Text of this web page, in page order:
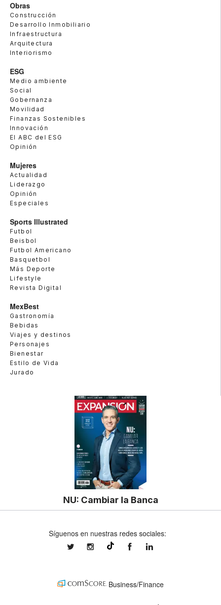
Obras
Construcción
Desarrollo Inmobiliario
Infraestructura
Arquitectura
Interiorismo
ESG
Medio ambiente
Social
Gobernanza
Movilidad
Finanzas Sostenibles
Innovación
El ABC del ESG
Opinión
Mujeres
Actualidad
Liderazgo
Opinión
Especiales
Sports Illustrated
Futbol
Beisbol
Futbol Americano
Basquetbol
Más Deporte
Lifestyle
Revista Digital
MexBest
Gastronomía
Bebidas
Viajes y destinos
Personajes
Bienestar
Estilo de Vida
Jurado
NU: Cambiar la Banca
Síguenos en nuestras redes sociales:
expansionmxexpansionmx ExpansionMex
Business/Finance